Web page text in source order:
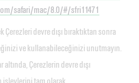
safari/mac/8.0/#/sfri11471
Çerezleri devre dışı bıraktıktan sonra
ve kullanabileceğinizi unutmayın.
Çerezlerin devre dışı
işlevlerini tam olarak